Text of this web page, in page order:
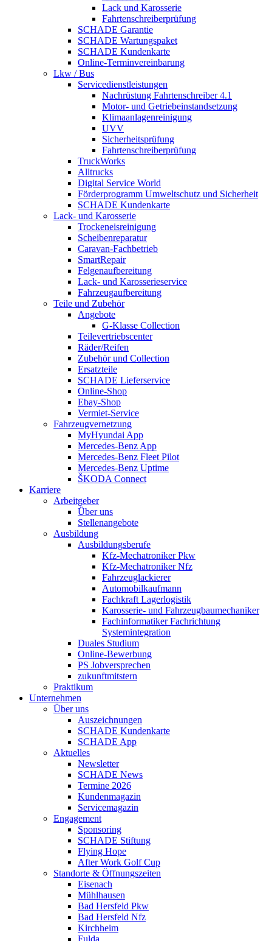
Lack und Karosserie
Fahrtenschreiberprüfung
SCHADE Garantie
SCHADE Wartungspaket
SCHADE Kundenkarte
Online-Terminvereinbarung
Lkw / Bus
Servicedienstleistungen
Nachrüstung Fahrtenschreiber 4.1
Motor- und Getriebeinstandsetzung
Klimaanlagenreinigung
UVV
Sicherheitsprüfung
Fahrtenschreiberprüfung
TruckWorks
Alltrucks
Digital Service World
Förderprogramm Umweltschutz und Sicherheit
SCHADE Kundenkarte
Lack- und Karosserie
Trockeneisreinigung
Scheibenreparatur
Caravan-Fachbetrieb
SmartRepair
Felgenaufbereitung
Lack- und Karosserieservice
Fahrzeugaufbereitung
Teile und Zubehör
Angebote
G-Klasse Collection
Teilevertriebscenter
Räder/Reifen
Zubehör und Collection
Ersatzteile
SCHADE Lieferservice
Online-Shop
Ebay-Shop
Vermiet-Service
Fahrzeugvernetzung
MyHyundai App
Mercedes-Benz App
Mercedes-Benz Fleet Pilot
Mercedes-Benz Uptime
ŠKODA Connect
Karriere
Arbeitgeber
Über uns
Stellenangebote
Ausbildung
Ausbildungsberufe
Kfz-Mechatroniker Pkw
Kfz-Mechatroniker Nfz
Fahrzeuglackierer
Automobilkaufmann
Fachkraft Lagerlogistik
Karosserie- und Fahrzeugbaumechaniker
Fachinformatiker Fachrichtung
Systemintegration
Duales Studium
Online-Bewerbung
PS Jobversprechen
zukunftmitstern
Praktikum
Unternehmen
Über uns
Auszeichnungen
SCHADE Kundenkarte
SCHADE App
Aktuelles
Newsletter
SCHADE News
Termine 2026
Kundenmagazin
Servicemagazin
Engagement
Sponsoring
SCHADE Stiftung
Flying Hope
After Work Golf Cup
Standorte & Öffnungszeiten
Eisenach
Mühlhausen
Bad Hersfeld Pkw
Bad Hersfeld Nfz
Kirchheim